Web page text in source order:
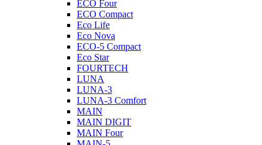
ECO Four
ECO Compact
Eco Life
Eco Nova
ECO-5 Compact
Eco Star
FOURTECH
LUNA
LUNA-3
LUNA-3 Comfort
MAIN
MAIN DIGIT
MAIN Four